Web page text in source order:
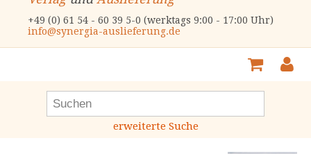
+49 (0) 61 54 - 60 39 5-0 (werktags 9:00 - 17:00 Uhr)
info@synergia-auslieferung.de
erweiterte Suche